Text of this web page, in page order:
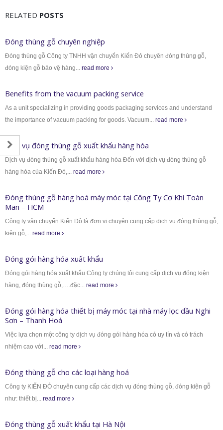
RELATED POSTS
Đóng thùng gỗ chuyên nghiệp
Đóng thùng gỗ Công ty TNHH vận chuyển Kiến Đỏ chuyên đóng thùng gỗ,
đóng kiện gỗ bảo vệ hàng... read more
Benefits from the vacuum packing service
As a unit specializing in providing goods packaging services and understand
the importance of vacuum packing for goods. Vacuum... read more
Dịch vụ đóng thùng gỗ xuất khẩu hàng hóa
Dịch vụ đóng thùng gỗ xuất khẩu hàng hóa Đến với dịch vụ đóng thùng gỗ
hàng hóa của Kiến Đỏ,... read more
Đóng thùng gỗ hàng hoá máy móc tại Công Ty Cơ Khí Toàn
Mãn – HCM
Công ty vận chuyển Kiến Đỏ là đơn vị chuyên cung cấp dịch vụ đóng thùng gỗ,
kiện gỗ,... read more
Đóng gói hàng hóa xuất khẩu
Đóng gói hàng hóa xuất khẩu Công ty chúng tôi cung cấp dịch vụ đóng kiện
hàng, đóng thùng gỗ,….đặc... read more
Đóng gói hàng hóa thiết bị máy móc tại nhà máy lọc dầu Nghi
Sơn – Thanh Hoá
Việc lựa chọn một công ty dịch vụ đóng gói hàng hóa có uy tín và có trách
nhiệm cao với... read more
Đóng thùng gỗ cho các loại hàng hoá
Công ty KIẾN ĐỎ chuyên cung cấp các dịch vụ đóng thùng gỗ, đóng kiện gỗ
như: thiết bị... read more
Đóng thùng gỗ xuất khẩu tại Hà Nội